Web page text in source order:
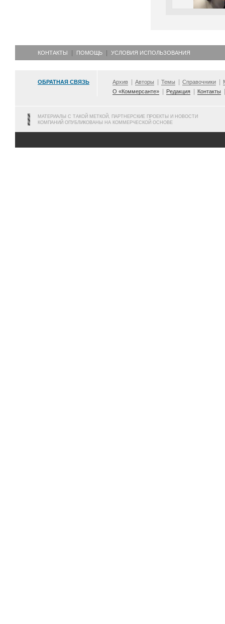
КОНТАКТЫ ПОМОЩЬ УСЛОВИЯ ИСПОЛЬЗОВАНИЯ
ОБРАТНАЯ СВЯЗЬ Архив Авторы Темы Справочники
О «Коммерсанте»
Редакция Контакты
МАТЕРИАЛЫ С ТАКОЙ МЕТКОЙ, ПАРТНЕРСКИЕ ПРОЕКТЫ И НОВОСТИ
КОМПАНИЙ ОПУБЛИКОВАНЫ НА КОММЕРЧЕСКОЙ ОСНОВЕ